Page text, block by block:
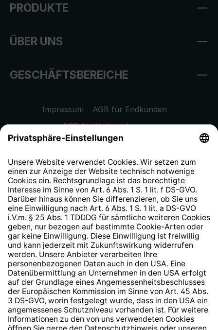
PRODUKTE
ÜBER UNS
GESCHÄFTSBEREICHE
Impressum
AGB für Endkunden
AGB für Unternehmen
Datenschutzhinweis
Widerrufsrecht
Hinweisgeberschutzsystem
Barrierefreiheit